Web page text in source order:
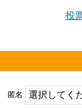
投
匿名